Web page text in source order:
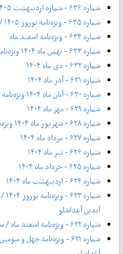
شماره ۶۳۶ - شماره اردیبهشت ۱۴۰۵
شماره ۶۳۵ - ویژه‌نامه نوروز ۱۴۰۵ / پرونده یک موضوع: عکاسی و نفت
شماره ۶۳۴ - ویژه‌نامه اسفند ماه
شماره ۶۳۳ - بهمن ماه ۱۴۰۴ ویژه‌نامه چهل‌ و‌ چهارمین جشنواره فیلم فجر
شماره ۶۳۲ - دی ماه ۱۴۰۴
شماره ۶۳۱ - آذر ماه ۱۴۰۴
شماره ۶۳۰ - آبان ماه ۱۴۰۴ ویژه‌نامه فیلم‌کوتاه
شماره ۶۲۹ - مهر ماه ۱۴۰۴
شماره ۶۲۸ - شهریور ماه ۱۴۰۴ ویژه‌نامه روز ملی سینما
شماره ۶۲۷ - مرداد ماه ۱۴۰۴
شماره ۶۲۶ - تیر ماه ۱۴۰۴
شماره ۶۲۵ - خرداد ماه ۱۴۰۴
شماره ۶۲۴ - اردیبهشت ماه ۱۴۰۴
آیدین آغداشلو
شماره ۶۲۲ - ویژه‌نامه اسفند ماه / سردبیر افتخاری: آیدین آغداشلو
شماره ۶۲۱ - ویژه‌نامه چهل‌ و‌